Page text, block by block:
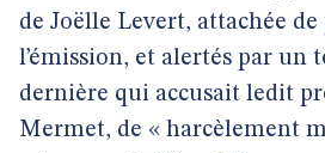
de Joëlle Levert, attachée
l’émission, et alertés par un
dernière qui accusait ledit
Mermet, de « harcèlement